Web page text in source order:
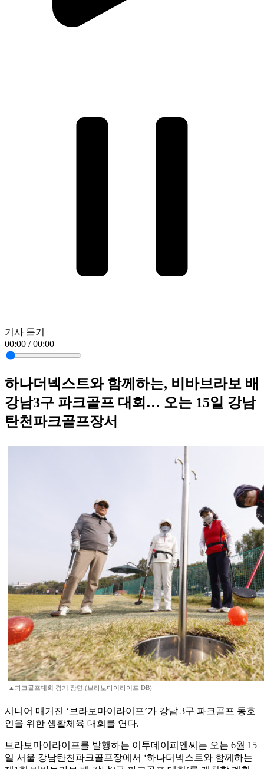
기사 듣기
00:00 / 00:00
하나더넥스트와 함께하는, 비바브라보 배
강남3구 파크골프 대회… 오는 15일 강남
탄천파크골프장서
▲파크골프대회 경기 장면.(브라보마이라이프 DB)
시니어 매거진 ‘브라보마이라이프’가 강남 3구 파크골프 동호
인을 위한 생활체육 대회를 연다.
브라보마이라이프를 발행하는 이투데이피엔씨는 오는 6월 15
일 서울 강남탄천파크골프장에서 ‘하나더넥스트와 함께하는